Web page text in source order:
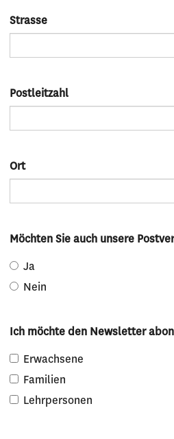
Strasse
Postleitzahl
Ort
Möchten Sie auch unsere
Ja
Nein
Ich möchte den Newsletter
Erwachsene
Familien
Lehrpersonen